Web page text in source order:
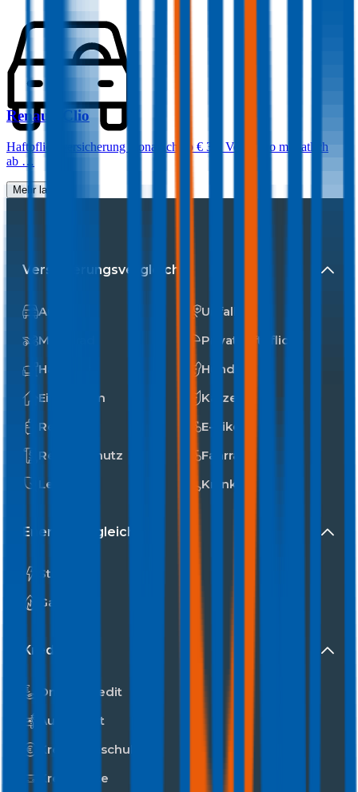
Renault Clio
Haftpflichtversicherung monatlich ab € 30
Vollkasko monatlich
ab …
Mehr laden
Versicherungsvergleiche
Auto
Motorrad
Haushalt
Eigenheim
Reise
Rechtsschutz
Leben
Unfall
Privathaftpflicht
Hunde
Katzen
E-Bike
Fahrrad
Kranken
Energievergleiche
Strom
Gas
Kredit
Online-Kredit
Autokredit
Kredit umschulden
Kreditkarte